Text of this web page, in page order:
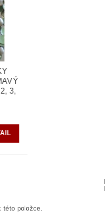
3,
položce.